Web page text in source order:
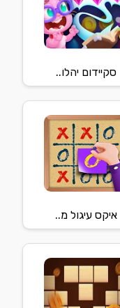
סקיידום יהלו..
איקס עיגול מ..